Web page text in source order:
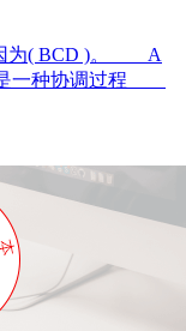
为( BCD )。 A
是一种协调过程